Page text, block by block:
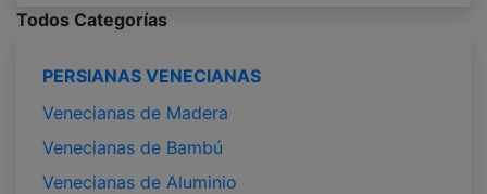
Todos Categorías
PERSIANAS VENECIANAS
Venecianas de Madera
Venecianas de Bambú
Venecianas de Aluminio